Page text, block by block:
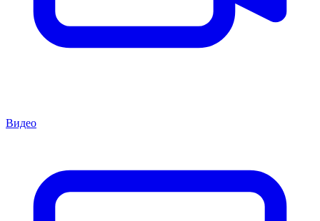
Видео